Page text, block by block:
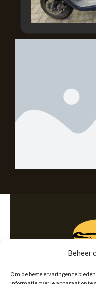
Beheer
Om de beste ervaringen te